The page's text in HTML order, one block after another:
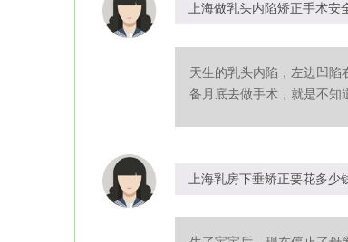
上海做乳头内陷矫正手术安
天生的乳头内陷，左边凹
备月底去做手术，就是不知
上海乳房下垂矫正要花多少